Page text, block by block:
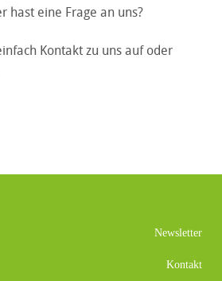
hast eine Frage an uns?
Kontakt zu uns auf oder
Newsletter
Kontakt